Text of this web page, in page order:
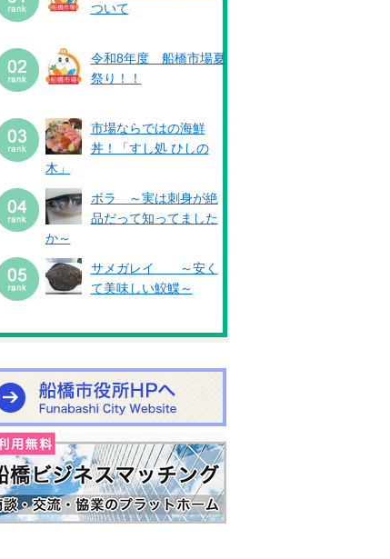
ついて
令和8年度 船橋市場夏
祭り！！
市場ならではの海鮮
丼！「すし処 ひしの
木」
ボラ ～実は刺身が絶
品だって知ってました
か～
サメガレイ ～安く
て美味しい鮫鰈～